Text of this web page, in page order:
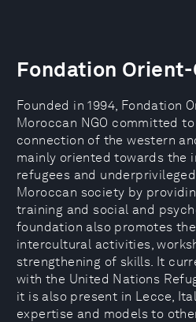
Fondation
Founded in 1994, Fondation
Moroccan NGO committed
connection of the western
mainly oriented towards the
refugees and
Moroccan society by
training and social and
foundation also promotes
intercultural activities,
strengthening of skills. It
with the United Nations
it is also present in Lecce,
expertise and models to